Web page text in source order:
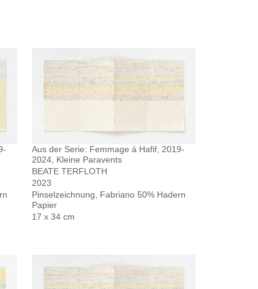
Aus der Serie: Femmage á Hafif, 2019-
2024, Kleine Paravents
BEATE TERFLOTH
2023
Pinselzeichnung, Fabriano 50% Hadern
Papier
17 x 34 cm